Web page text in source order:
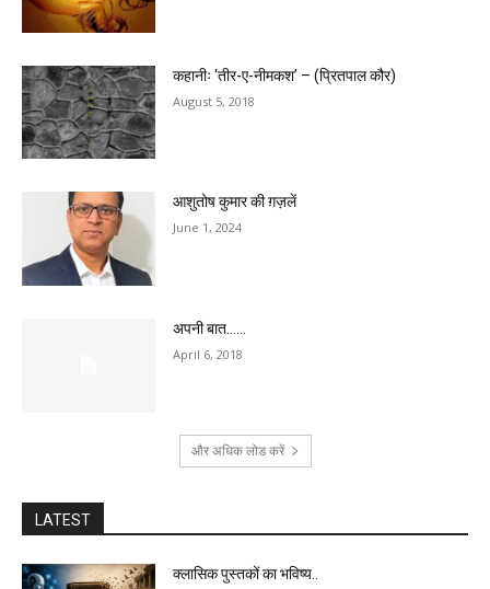
कहानीः ‘तीर-ए-नीमकश’ – (प्रितपाल कौर)
August 5, 2018
आशुतोष कुमार की ग़ज़लें
June 1, 2024
अपनी बात……
April 6, 2018
और अधिक लोड करें
LATEST
क्लासिक पुस्तकों का भविष्य..